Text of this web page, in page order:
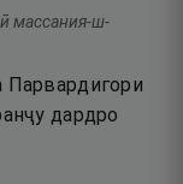
массания-ш-
Парвардигори
дардро